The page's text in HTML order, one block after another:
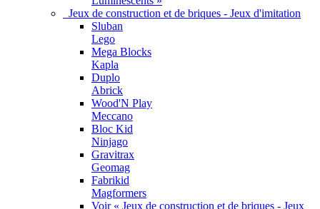
Jeux de construction et de briques - Jeux d'imitation
Sluban
Lego
Mega Blocks
Kapla
Duplo
Abrick
Wood'N Play
Meccano
Bloc Kid
Ninjago
Gravitrax
Geomag
Fabrikid
Magformers
Voir « Jeux de construction et de briques - Jeux